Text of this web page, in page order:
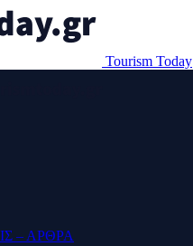
Tourism Today
– ΑΡΘΡΑ